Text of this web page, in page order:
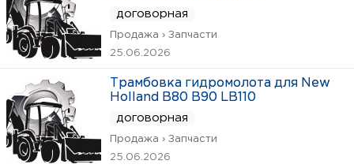
договорная
Продажа › Запчасти
25.06.2026
Трамбовка гидромолота для New
Holland B80 B90 LB110
договорная
Продажа › Запчасти
25.06.2026